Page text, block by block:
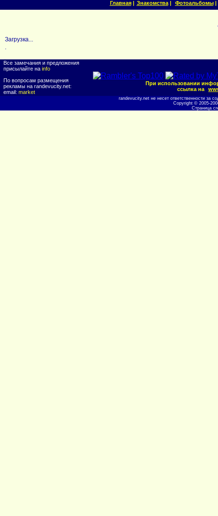
Главная| Знакомства| Фотоальбомы|
Загрузка...
.
Все замечания и предложения
присылайте на info
По вопросам размещения
рекламы на randevucity.net:
email: market
При использовании
ссылка на
randevucity.net не несет ответственности за
Copyright © 2005-
Страница